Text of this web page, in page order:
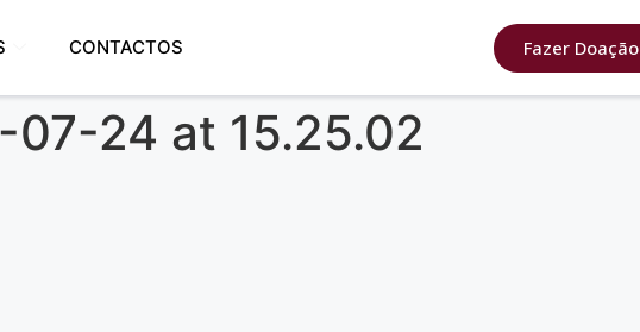
CONTACTOS Fazer Doação
24 at 15.25.02